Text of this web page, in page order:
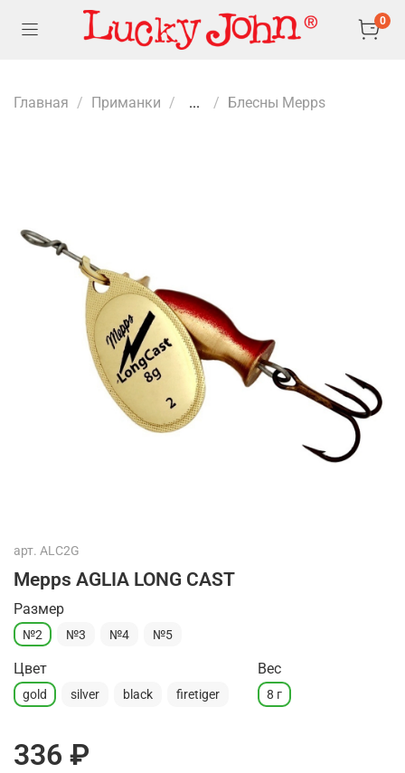
0
Главная Приманки ... Блесны Mepps
арт. ALC2G
Mepps AGLIA LONG CAST
Размер
№2 №3 №4 №5
Цвет
gold silver black firetiger
Вес
8 г
336 ₽